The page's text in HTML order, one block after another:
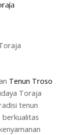
Tenun Troso
Toraja
tenun